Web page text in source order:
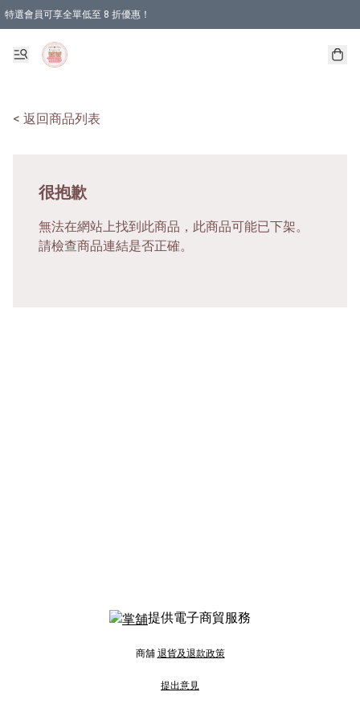
特選會員可享全單低至 8 折優惠！
< 返回商品列表
很抱歉
無法在網站上找到此商品，此商品可能已下架。
請檢查商品連結是否正確。
提供電子商貿服務
商舖 退貨及退款政策
提出意見